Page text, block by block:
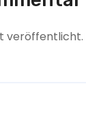
veröffentlicht.